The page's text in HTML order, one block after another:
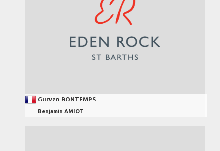
Gurvan BONTEMPS
Benjamin AMIOT